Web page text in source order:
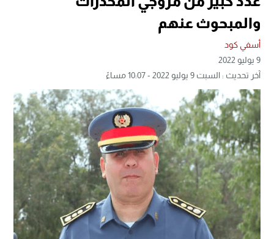
والمبحوث عنهم
أسفي كود
9 يوليو 2022
آخر تحديث : السبت 9 يوليو 2022 - 10:07 مساءً